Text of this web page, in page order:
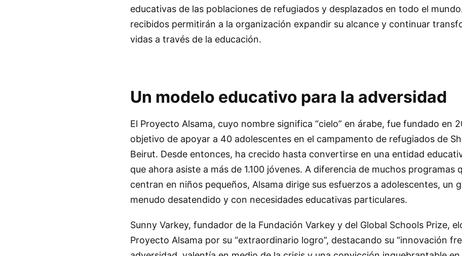
educativas de las poblaciones de refugiados y desplazados en todo el
recibidos permitirán a la organización expandir su alcance y continuar
vidas a través de la educación.
Un modelo educativo para la adversidad
El Proyecto Alsama, cuyo nombre significa “cielo” en árabe, fue fundado en
objetivo de apoyar a 40 adolescentes en el campamento de refugiados de
Beirut. Desde entonces, ha crecido hasta convertirse en una entidad
que ahora asiste a más de 1.100 jóvenes. A diferencia de muchos programas
centran en niños pequeños, Alsama dirige sus esfuerzos a adolescentes, un
menudo desatendido y con necesidades educativas particulares.
Sunny Varkey, fundador de la Fundación Varkey y del Global Schools Prize,
Proyecto Alsama por su “extraordinario logro”, destacando su “innovación